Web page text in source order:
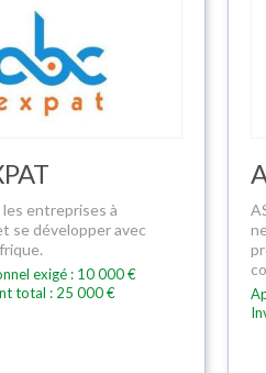
entreprises à
se développer avec
exigé : 10 000 €
total : 25 000 €